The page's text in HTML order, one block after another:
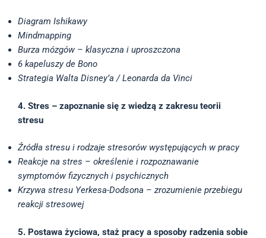
Diagram Ishikawy
Mindmapping
Burza mózgów – klasyczna i uproszczona
6 kapeluszy de Bono
Strategia Walta Disney’a / Leonarda da Vinci
4. Stres – zapoznanie się z wiedzą z zakresu teorii
stresu
Źródła stresu i rodzaje stresorów występujących w pracy
Reakcje na stres – określenie i rozpoznawanie
symptomów fizycznych i psychicznych
Krzywa stresu Yerkesa-Dodsona – zrozumienie przebiegu
reakcji stresowej
5. Postawa życiowa, staż pracy a sposoby radzenia sobie